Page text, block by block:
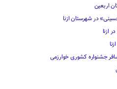
اربعین
در شهرستان ازنا
ازنا
جشنواره کشوری خوارزمی